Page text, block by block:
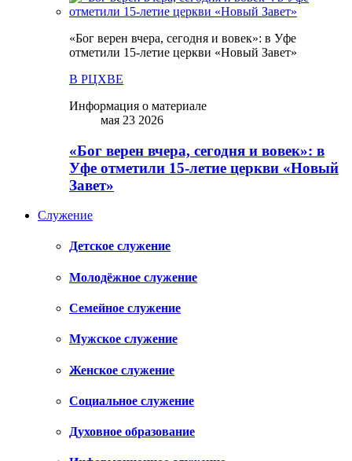
«Бог верен вчера, сегодня и вовек»: в Уфе
отметили 15-летие церкви «Новый Завет»
В РЦХВЕ
Информация о материале
мая 23 2026
«Бог верен вчера, сегодня и вовек»: в
Уфе отметили 15-летие церкви «Новый
Завет»
Служение
Детское служение
Молодёжное служение
Семейное служение
Мужское служение
Женское служение
Социальное служение
Духовное образование